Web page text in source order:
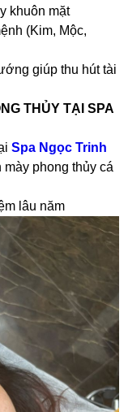
khuôn mặt
(Kim, Mộc,
giúp thu hút tài
THỦY TẠI SPA
Spa Ngọc Trinh
phong thủy cá
lâu năm